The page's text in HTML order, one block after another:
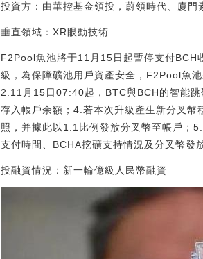
投資方：由華控基金領投，蔚領時代、廈門
垂直領域：XR眼動技術
F2Pool魚池將于11月15日起暫停支付
級，為保障礦池用戶資產安全，F2Pool魚
2.11月15日07:40起，BTC與BCH的智能
存入帳戶余額；4.若本次升級產生新分叉
照，并據此以1:1比例發放分叉幣至帳戶；
支付時間、BCHA挖礦支持情況及分叉幣
投融資情況：新一輪億級人民幣融資